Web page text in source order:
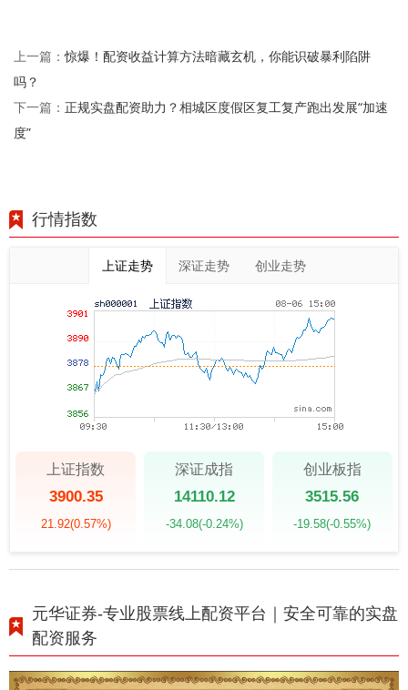
上一篇：惊爆！配资收益计算方法暗藏玄机，你能识破暴利陷阱
吗？
下一篇： 正规实盘配资助力？相城区度假区复工复产跑出发展“加速
度”
行情指数
上证走势 深证走势 创业走势
上证指数
3900.35
21.92(0.57%)
深证成指
14110.12
-34.08(-0.24%)
创业板指
3515.56
-19.58(-0.55%)
元华证券-专业股票线上配资平台｜安全可靠的实盘
配资服务